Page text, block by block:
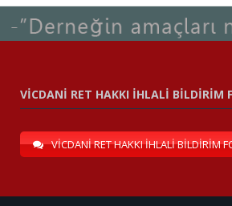
VİCDANİ RET HAKKI İHLALİ BİLDİRİM
VİCDANİ RET HAKKI İHLALİ BİLDİRİM